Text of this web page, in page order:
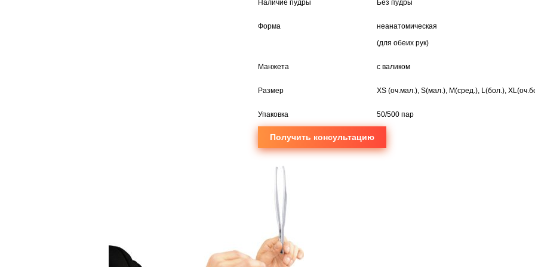
Наличие пудры Без пудры
Форма
неанатомическая
(для обеих рук)
Манжета с валиком
Размер XS (оч.мал.), S(мал.), M(сред.), L(бол.),
Упаковка 50/500 пар
Получить консультацию